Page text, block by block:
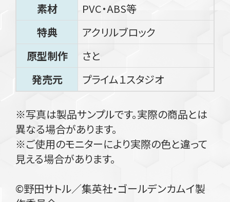
素材
PVC・ABS等
特典
アクリルブロック
原型制作
さと
発売元
プライム１スタジオ
※写真は製品サンプルです。実際の商品とは
異なる場合があります。
※ご使用のモニターにより実際の色と違って
見える場合があります。
©野田サトル／集英社・ゴールデンカムイ製